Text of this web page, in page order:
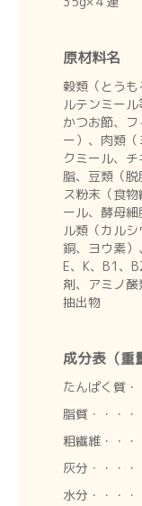
原材料名
穀類（とう
ルテンミー
かつお節、
ー）、肉類
クミール、
脂、豆類（
ス粉末（食
ール、酵母
ル類（カル
銅、ヨウ素）
E、K、B1、
剤、アミノ
抽出物
成分表（重
たんぱく質
脂質・・・
粗繊維・・
灰分・・・
水分・・・